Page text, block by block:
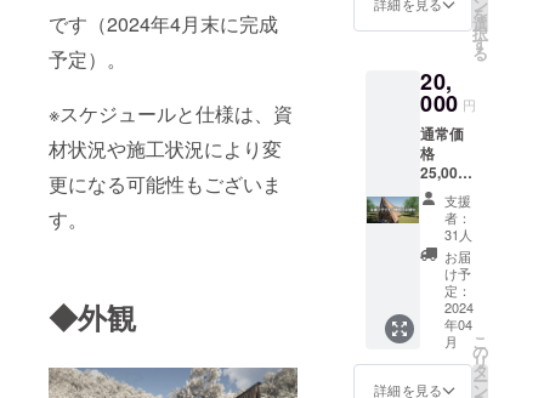
です（2024年4月末に完成
予定）。
※スケジュールと仕様は、資
材状況や施工状況により変
更になる可能性もございま
す。
◆外観
知内温
のセッ
トにな
ります
※【入浴
剤使用
方法】
浴槽の
お湯１
５０～
２００ℓ
に対し
て一包
（25
ｇ）を
溶かし
き混ぜ
ニラの
収穫時
期が5月
までの
ため、
準備出
来次第
の発送
となり
ます。
（発送
日指定
不可・
冷蔵便
での発
送） 知
内町の
おりま
す。 ＜
ン内容
＞ ・知
内温泉
オリジ
ナルサ
ウナ
ハット
・知内
温泉入
浴剤
（30
袋） ・
知内温
泉オリ
ジナル
（1枚）
サウナ
詳細を見る を
選
択
す
る
20,
000 円
通常価
格
25,000
円のサ
ウナ
（呼吸
の間）
が特別
価格
20,000
円で入
浴する
ことが
できま
支援
者：
31人
お届
け予
定：
2024
年04
月
詳細を見る
こ
の
リ
タ
ー
ン